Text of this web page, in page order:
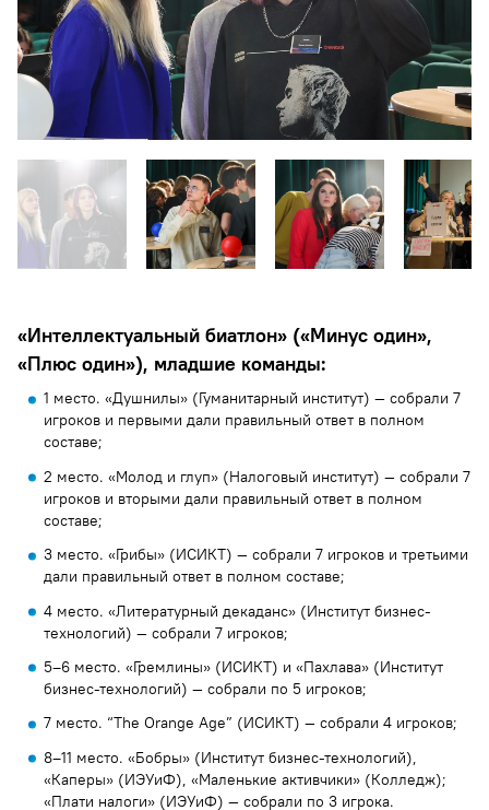
«Интеллектуальный биатлон» («Минус один»,
«Плюс один»), младшие команды:
1 место. «Душнилы» (Гуманитарный институт) — собрали 7
игроков и первыми дали правильный ответ в полном
составе;
2 место. «Молод и глуп» (Налоговый институт) — собрали 7
игроков и вторыми дали правильный ответ в полном
составе;
3 место. «Грибы» (ИСИКТ) — собрали 7 игроков и третьими
дали правильный ответ в полном составе;
4 место. «Литературный декаданс» (Институт бизнес-
технологий) — собрали 7 игроков;
5–6 место. «Гремлины» (ИСИКТ) и «Пахлава» (Институт
бизнес-технологий) — собрали по 5 игроков;
7 место. “The Orange Age” (ИСИКТ) — собрали 4 игроков;
8–11 место. «Бобры» (Институт бизнес-технологий),
«Каперы» (ИЭУиФ), «Маленькие активчики» (Колледж);
«Плати налоги» (ИЭУиФ) — собрали по 3 игрока.